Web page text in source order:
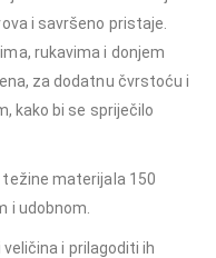
i savršeno pristaje.
rukavima i donjem
za dodatnu čvrstoću i
kako bi se spriječilo
težine materijala 150
i udobnom.
i prilagoditi ih